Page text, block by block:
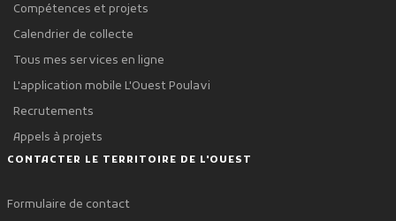
Compétences et projets
Calendrier de collecte
Tous mes services en ligne
L'application mobile L'Ouest Poulavi
Recrutements
Appels à projets
CONTACTER LE TERRITOIRE DE L'OUEST
Formulaire de contact